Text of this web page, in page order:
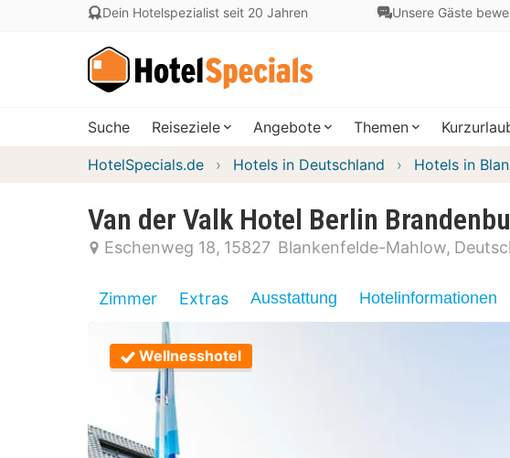
Dein Hotelspezialist seit 20 Jahren Unsere Gäste
Suche Reiseziele Angebote Themen
HotelSpecials.de Hotels in Deutschland Hotels in
Van der Valk Hotel Berlin
Eschenweg 18 15827 Blankenfelde-Mahlow
Zimmer Extras Ausstattung Hotelinformationen
Wellnesshotel